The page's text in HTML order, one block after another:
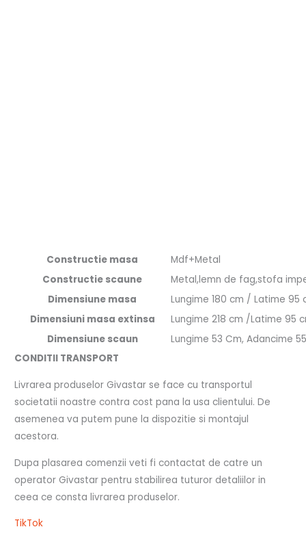
Constructie masa
Mdf+Metal
Constructie scaune
Metal,lemn de fag,stofa
Dimensiune masa
Lungime 180 cm / Latime 95
Dimensiuni masa extinsa
Lungime 218 cm /Latime 95
Dimensiune scaun
Lungime 53 Cm, Adancime
CONDITII TRANSPORT
Livrarea produselor Givastar se face cu transportul
societatii noastre contra cost pana la usa clientului. De
asemenea va putem pune la dispozitie si montajul
acestora.
Dupa plasarea comenzii veti fi contactat de catre un
operator Givastar pentru stabilirea tuturor detaliilor in
ceea ce consta livrarea produselor.
TikTok